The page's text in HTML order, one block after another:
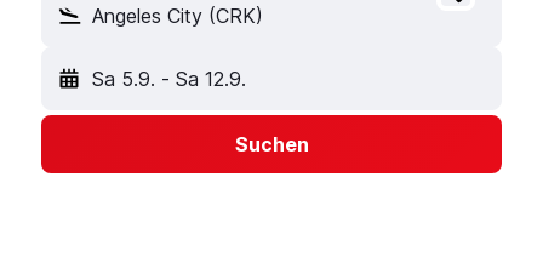
Angeles City (CRK)
Sa 5.9. - Sa 12.9.
Suchen